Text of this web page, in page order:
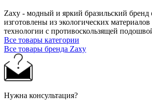
Zaxy - модный и яркий бразильский
изготовлены из экологических
технологии с противоскользящей
Все товары категории
Все товары бренда Zaxy
Нужна консультация?